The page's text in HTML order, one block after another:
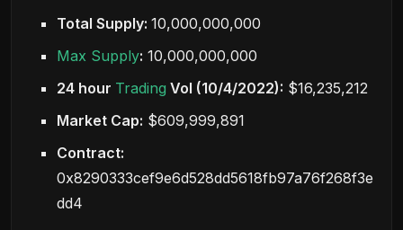
Total Supply:10,000,000,000
Max Supply: 10,000,000,000
24 hour Trading Vol (10/4/2022): $16,235,212
Market Cap: $609,999,891
Contract:
0x8290333cef9e6d528dd5618fb97a76f268f3e
dd4